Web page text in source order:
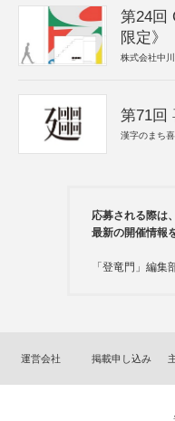
第24回
限定》
株式会社中
第71回
漢字のまち
応募される際は
最新の開催情報
「登竜門」編集
運営会社 掲載申し込み